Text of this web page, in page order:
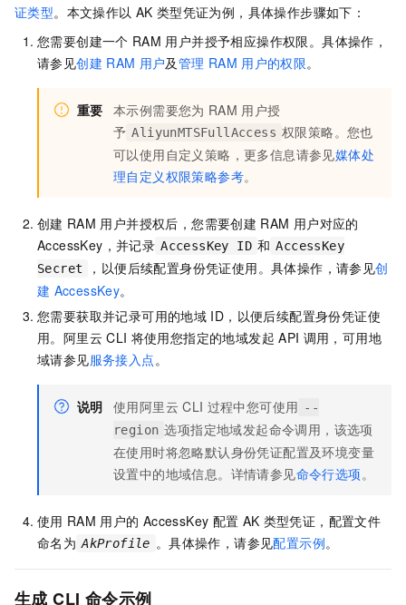
证类型。本文操作以 AK 类型凭证为例，具体操作步骤如下：
您需要创建一个 RAM 用户并授予相应操作权限。具体操作，
请参见创建 RAM 用户及管理 RAM 用户的权限。
重要 本示例需要您为 RAM 用户授
予 AliyunMTSFullAccess 权限策略。您也
可以使用自定义策略，更多信息请参见媒体处
理自定义权限策略参考。
创建 RAM 用户并授权后，您需要创建 RAM 用户对应的
AccessKey，并记录 AccessKey ID 和 AccessKey
Secret
，以便后续配置身份凭证使用。具体操作，请参见创
建 AccessKey。
您需要获取并记录可用的地域 ID，以便后续配置身份凭证使
用。阿里云 CLI 将使用您指定的地域发起 API 调用，可用地
域请参见服务接入点。
说明 使用阿里云 CLI 过程中您可使用 --
region 选项指定地域发起命令调用，该选项
在使用时将忽略默认身份凭证配置及环境变量
设置中的地域信息。详情请参见命令行选项。
使用 RAM 用户的 AccessKey 配置 AK 类型凭证，配置文件
命名为 AkProfile 。具体操作，请参见配置示例。
生成 CLI 命令示例